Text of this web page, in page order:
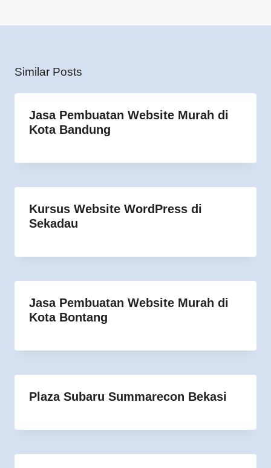
Similar Posts
Jasa Pembuatan Website Murah di
Kota Bandung
Kursus Website WordPress di
Sekadau
Jasa Pembuatan Website Murah di
Kota Bontang
Plaza Subaru Summarecon Bekasi